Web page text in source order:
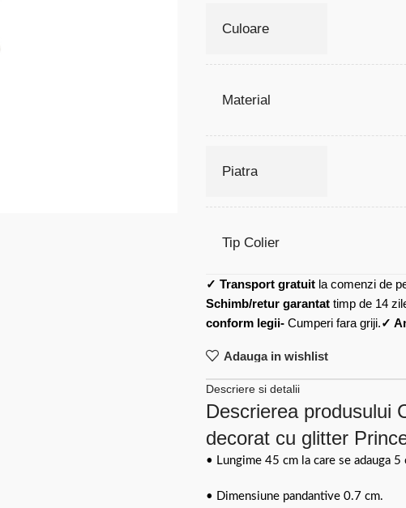
Culoare
Material
Piatra
Tip Colier
✓ Transport gratuit la comenzi de
Schimb/retur garantat timp de 14
conform legii- Cumperi fara griji.✓
Adauga in wishlist
Descriere si detalii
Descrierea produsului
decorat cu glitter
• Lungime 45 cm la care se adauga 5
• Dimensiune pandantive 0.7 cm.